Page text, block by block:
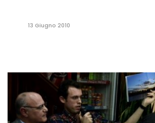
13 Giugno 2010